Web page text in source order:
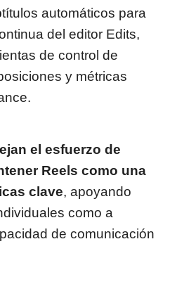
automáticos para
del editor Edits,
de control de
y métricas
el esfuerzo de
Reels como una
clave, apoyando
como a
de comunicación